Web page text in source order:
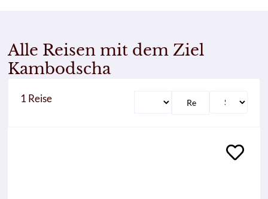
Alle Reisen mit dem Ziel
Kambodscha
1 Reise